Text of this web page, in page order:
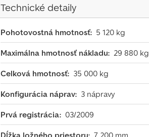
Technické detaily
Pohotovostná hmotnosť: 5 120 kg
Maximálna hmotnosť nákladu: 29 880 kg
Celková hmotnosť: 35 000 kg
Konfigurácia náprav: 3 nápravy
Prvá registrácia: 03/2009